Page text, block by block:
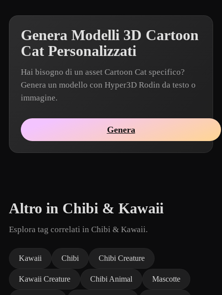
Genera Modelli 3D Cartoon
Cat Personalizzati
Hai bisogno di un asset Cartoon Cat specifico?
Genera un modello con Hyper3D Rodin da testo o
immagine.
Genera
Altro in Chibi & Kawaii
Esplora tag correlati in Chibi & Kawaii.
Kawaii Chibi Chibi Creature
Kawaii Creature Chibi Animal Mascotte